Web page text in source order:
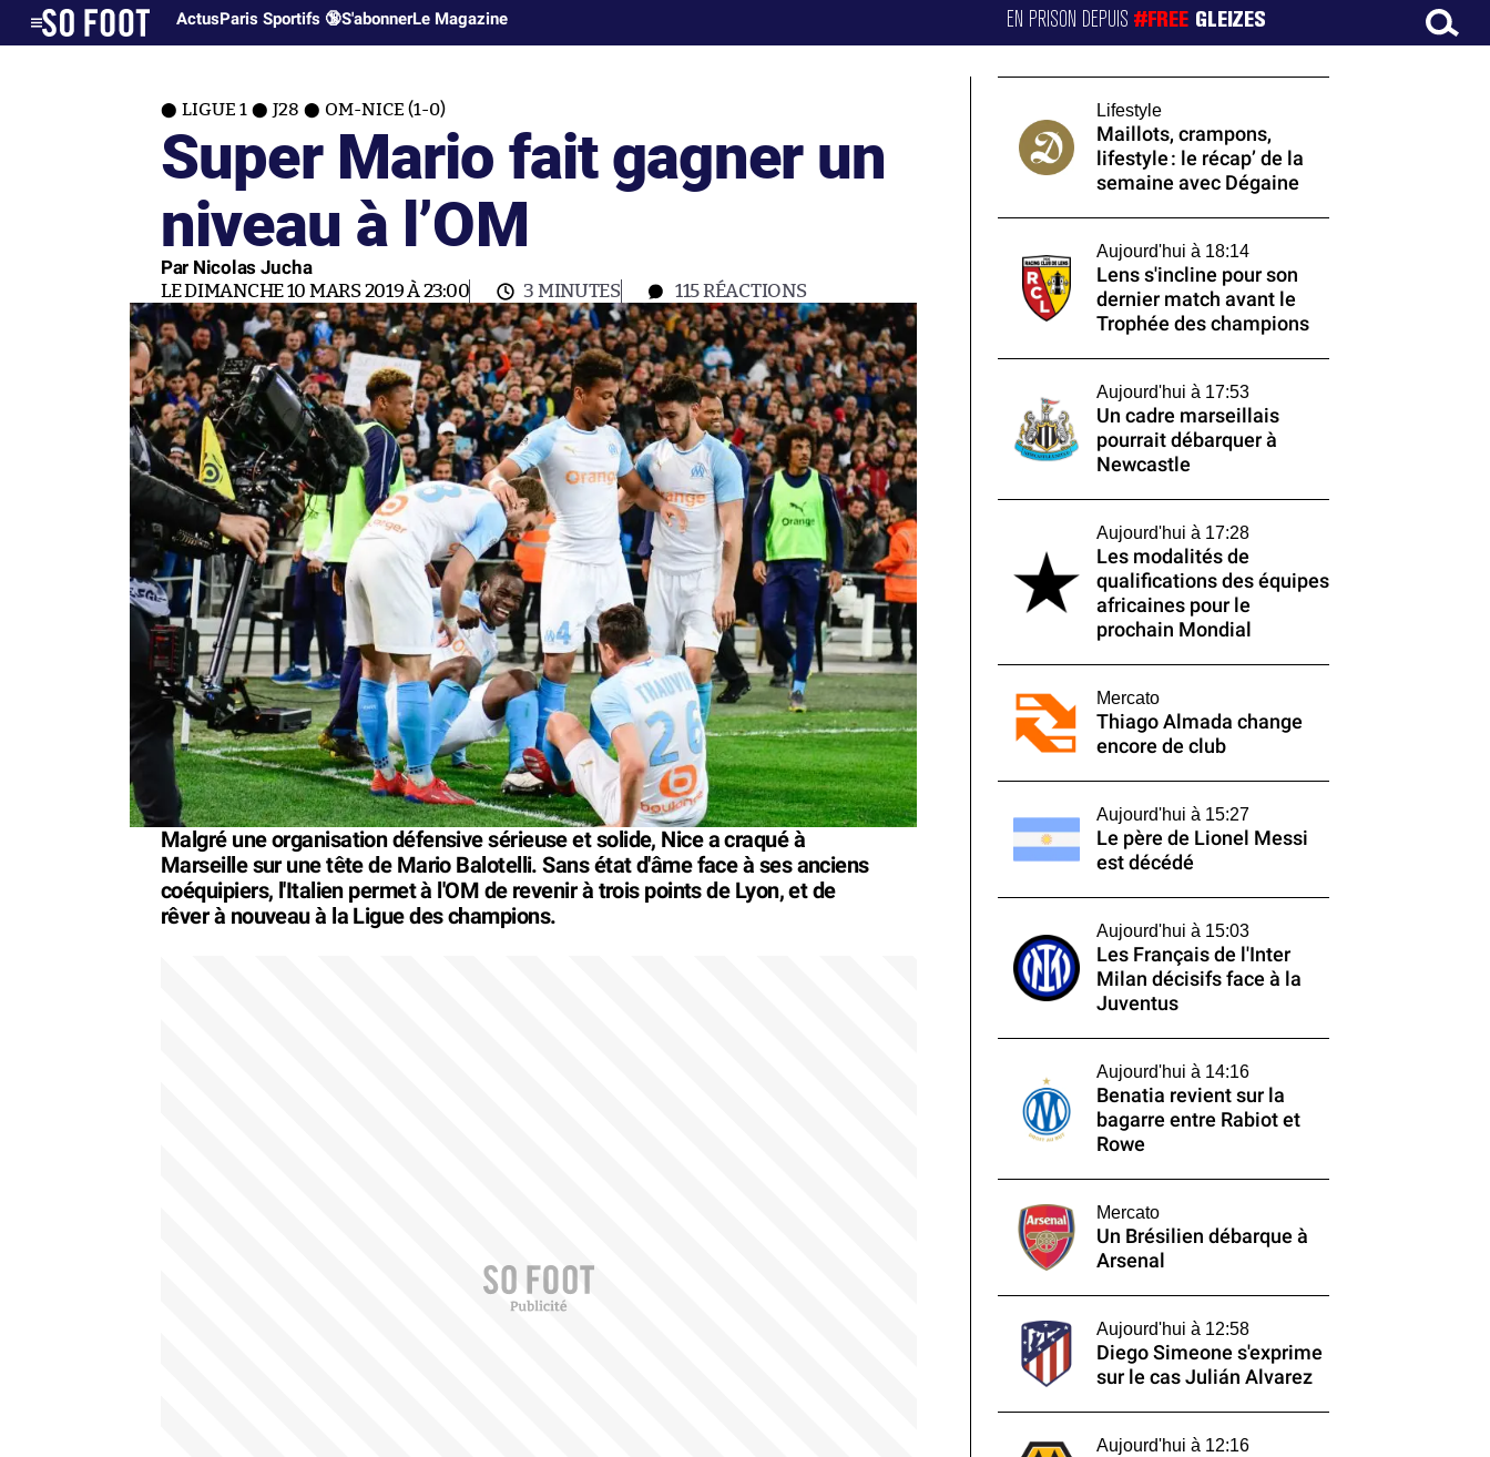
ActusParis Sportifs 🔞S'abonnerLe Magazine EN PRISON DEPUIS#FREE GLEIZES
LIGUE 1 J28 OM-NICE (1-0)
Super Mario fait gagner un
niveau à l’OM
Par Nicolas Jucha
LE DIMANCHE 10 MARS 2019 À 23:00 3 MINUTES 115RÉACTIONS
Malgré une organisation défensive sérieuse et solide, Nice a craqué à
Marseille sur une tête de Mario Balotelli. Sans état d'âme face à ses anciens
coéquipiers, l'Italien permet à l'OM de revenir à trois points de Lyon, et de
rêver à nouveau à la Ligue des champions.
Lifestyle
Maillots, crampons,
lifestyle : le récap’ de la
semaine avec Dégaine
Aujourd'hui à 18:14
Lens s'incline pour son
dernier match avant le
Trophée des champions
Aujourd'hui à 17:53
Un cadre marseillais
pourrait débarquer à
Newcastle
Aujourd'hui à 17:28
Les modalités de
qualifications des équipes
africaines pour le
prochain Mondial
Mercato
Thiago Almada change
encore de club
Aujourd'hui à 15:27
Le père de Lionel Messi
est décédé
Aujourd'hui à 15:03
Les Français de l'Inter
Milan décisifs face à la
Juventus
Aujourd'hui à 14:16
Benatia revient sur la
bagarre entre Rabiot et
Rowe
Mercato
Un Brésilien débarque à
Arsenal
Aujourd'hui à 12:58
Diego Simeone s'exprime
sur le cas Julián Alvarez
Aujourd'hui à 12:16